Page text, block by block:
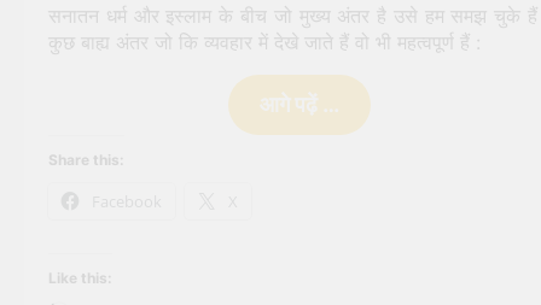
सनातन धर्म और इस्लाम के बीच जो मुख्य अंतर है उसे हम समझ चुके
कुछ बाह्य अंतर जो कि व्यवहार में देखे जाते हैं वो भी महत्वपूर्ण हैं :
आगे पढ़ें …
Share this:
Like this: